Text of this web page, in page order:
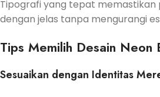
Tipografi yang tepat memastikan
dengan jelas tanpa mengurangi
Tips Memilih Desain Neon
Sesuaikan dengan Identitas